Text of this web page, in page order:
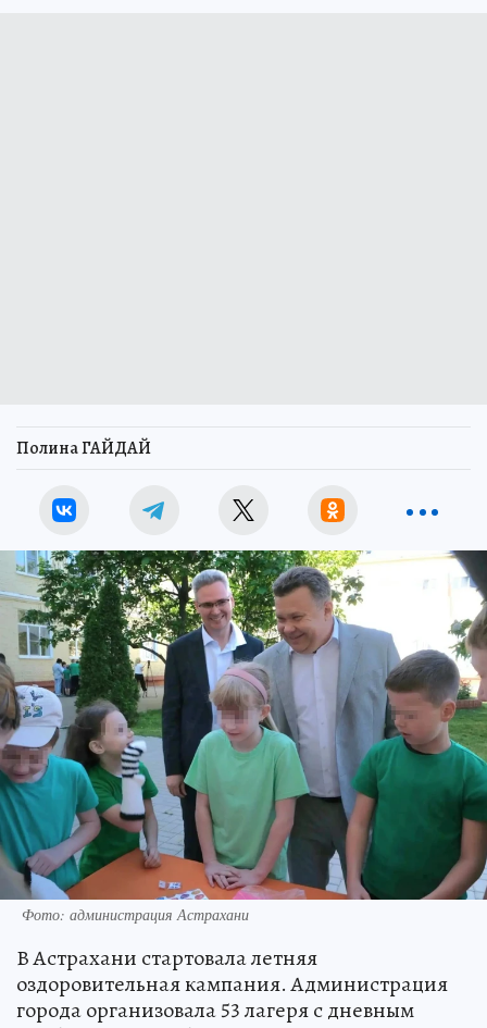
Полина ГАЙДАЙ
Фото: администрация Астрахани
В Астрахани стартовала летняя
оздоровительная кампания. Администрация
города организовала 53 лагеря с дневным